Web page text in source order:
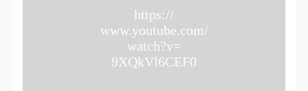
https://
www.youtube.com/
watch?v=
9XQkVl6CEF0